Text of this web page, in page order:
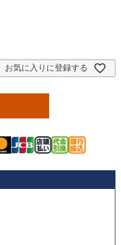
お気に入りに登録する